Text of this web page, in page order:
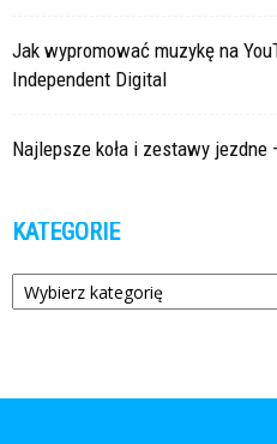
Jak wypromować muzykę na
Independent Digital
Najlepsze koła i zestawy
KATEGORIE
Kategorie